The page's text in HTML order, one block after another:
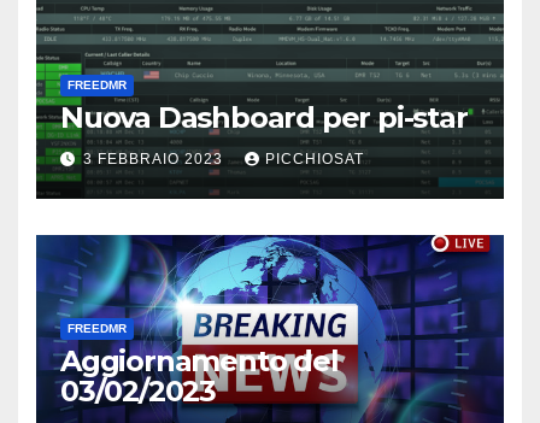
FREEDMR
Nuova Dashboard per pi-star
3 FEBBRAIO 2023 PICCHIOSAT
FREEDMR
Aggiornamento del
03/02/2023